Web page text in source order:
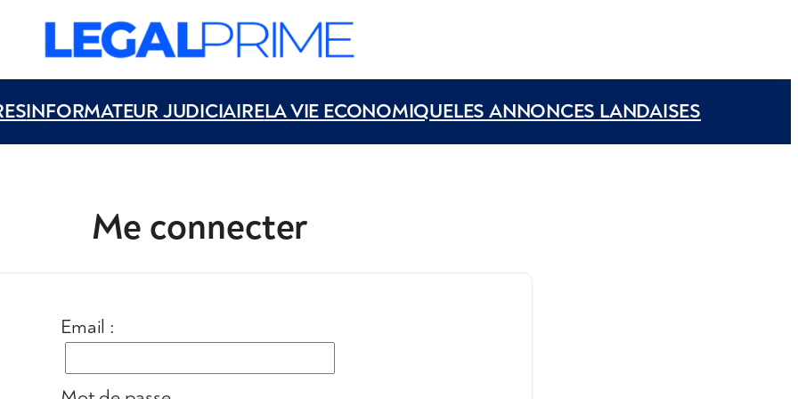
INFORMATEUR JUDICIAIRELA VIE ECONOMIQUELES ANNONCES LANDAISES
Me connecter
Email :